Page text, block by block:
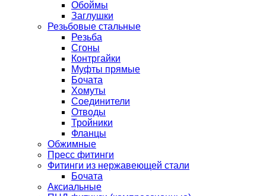
Обоймы
Заглушки
Резьбовые стальные
Резьба
Сгоны
Контргайки
Муфты прямые
Бочата
Хомуты
Соединители
Отводы
Тройники
Фланцы
Обжимные
Пресс фитинги
Фитинги из нержавеющей стали
Бочата
Аксиальные